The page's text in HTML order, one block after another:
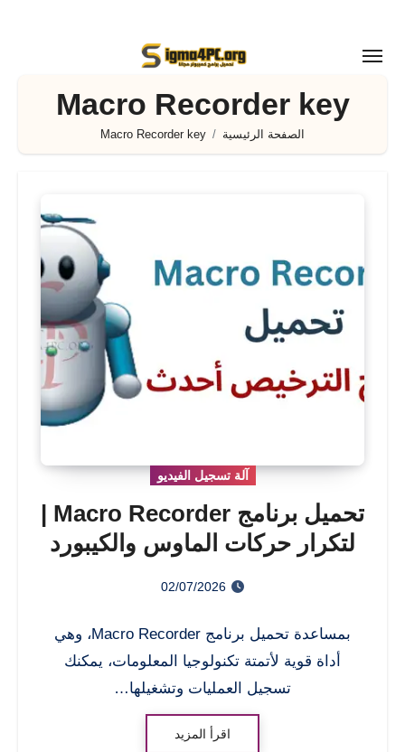
المحتوى
Macro Recorder key
الصفحة الرئيسية Macro Recorder key
آلة تسجيل الفيديو
تحميل برنامج Macro Recorder |
لتكرار حركات الماوس والكيبورد
02/07/2026
بمساعدة تحميل برنامج Macro Recorder، وهي
أداة قوية لأتمتة تكنولوجيا المعلومات، يمكنك
تسجيل العمليات وتشغيلها…
اقرأ المزيد